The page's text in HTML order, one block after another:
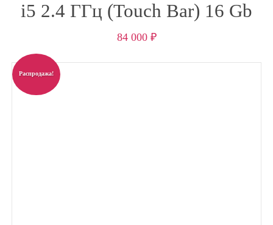
i5 2.4 ГГц (Touch Bar) 16 Gb
84 000 ₽
Распродажа!